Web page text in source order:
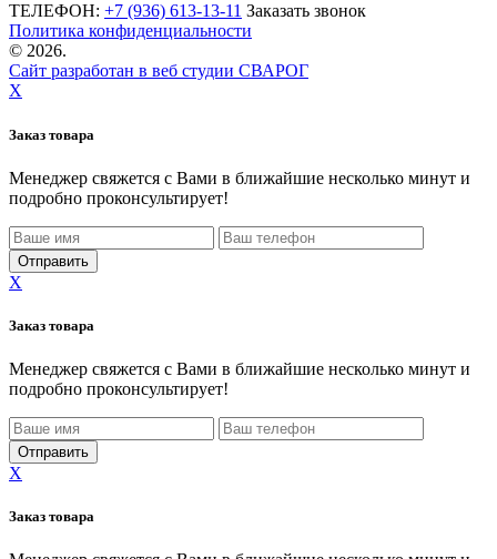
ТЕЛЕФОН: +7 (936) 613-13-11 Заказать звонок
Политика конфиденциальности
© 2026.
Сайт разработан в веб студии СВАРОГ
X
Заказ товара
Менеджер свяжется с Вами в ближайшие несколько минут и
подробно проконсультирует!
X
Заказ товара
Менеджер свяжется с Вами в ближайшие несколько минут и
подробно проконсультирует!
X
Заказ товара